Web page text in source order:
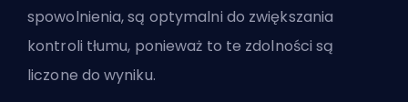
spowolnienia, są optymalni do zwiększania
kontroli tłumu, ponieważ to te zdolności są
liczone do wyniku.